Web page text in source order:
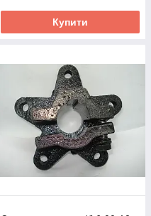
Купити